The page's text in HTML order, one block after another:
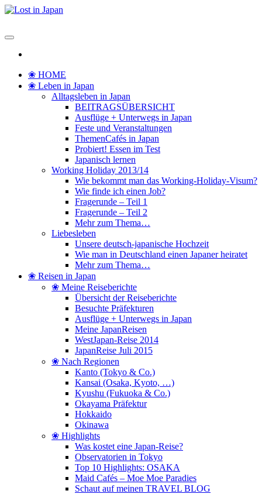
Zum
❀ HOME
❀ Leben in Japan
Alltagsleben in Japan
BEITRAGSÜBERSICHT
Ausflüge + Unterwegs in Japan
Feste und Veranstaltungen
ThemenCafés in Japan
Probiert! Essen im Test
Japanisch lernen
Working Holiday 2013/14
Wie bekommt man das Working-Holiday-Visum?
Wie finde ich einen Job?
Fragerunde – Teil 1
Fragerunde – Teil 2
Mehr zum Thema…
Liebesleben
Unsere deutsch-japanische Hochzeit
Wie man in Deutschland einen Japaner heiratet
Mehr zum Thema…
❀ Reisen in Japan
❀ Meine Reiseberichte
Übersicht der Reiseberichte
Besuchte Präfekturen
Ausflüge + Unterwegs in Japan
Meine JapanReisen
WestJapan-Reise 2014
JapanReise Juli 2015
❀ Nach Regionen
Kanto (Tokyo & Co.)
Kansai (Osaka, Kyoto, …)
Kyushu (Fukuoka & Co.)
Okayama Präfektur
Hokkaido
Okinawa
❀ Highlights
Was kostet eine Japan-Reise?
Observatorien in Tokyo
Top 10 Highlights: OSAKA
Maid Cafés – Moe Moe Paradies
Schaut auf meinen TRAVEL BLOG